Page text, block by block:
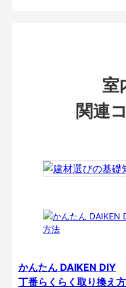
室
関連
かんたん DAIKEN DIY
丁番らくらく取り換え